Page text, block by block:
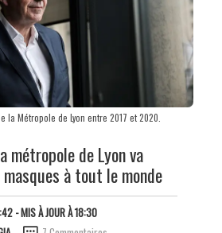
la Métropole de Lyon entre 2017 et 2020.
métropole de Lyon va
à tout le monde
- MIS À JOUR À 18:30